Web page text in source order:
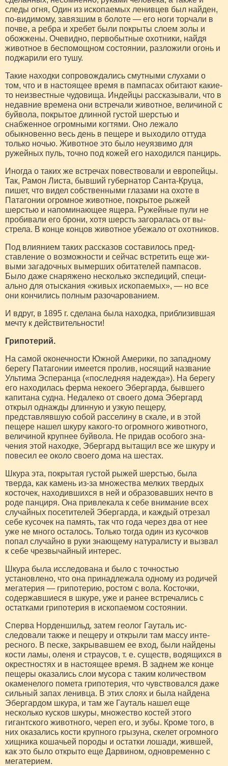
следы огня, Один из ископаемых ленивцев был найден,
по-видимому, завязшим в болоте — его ноги торчали в
почве, а ребра и хребет были покрыты слоем золы и
обожжены. Очевидно, первобытные охот­ники, найдя
животное в беспомощном состоянии, раз­ложили огонь и
поджарили его тушу.
Такие находки сопровождались смутными слухами о
том, что и в настоящее время в пампасах обитают какие-
то неизвестные чудовища. Индейцы рассказы­вали, что в
недавние времена они встречали живот­ное, величиной с
буйвола, покрытое длинной густой шерстью и
снабженное огромными когтями. Оно ле­жало
обыкновенно весь день в пещере и выходило оттуда
только ночью. Животное это было неуязвимо для
ружейных пуль, точно под кожей его находился панцирь.
Иногда о таких же встречах повествовали и евро­пейцы.
Так, Рамон Листа, бывший губернатор Санта-Круца,
пишет, что видел собственными глазами на охоте в
Патагонии огромное животное, покрытое рыжей
шерстью и напоминающее ящера. Ружейные пули не
пробивали его брони, хотя шерсть загоралась от вы­
стрела. В конце концов животное убежало от охот­ников.
Под влиянием таких рассказов составилось пред­
ставление о возможности и сейчас встретить еще жи­
выми загадочных вымерших обитателей пампасов.
Было даже снаряжено несколько экспедиций, специ­
ально для отыскания «живых ископаемых», — но все
они кончились полным разочарованием.
И вдруг, в 1895 г. сделана была находка, прибли­зившая
мечту к действительности!
Грипотерий.
На самой оконечности Южной Америки, по за­падному
берегу Патагонии имеется пролив, носящий название
Ультима Эсперанца («последняя надежда»). На берегу
его находилась ферма некоего Эбергарда, бывшего
капитана судна. Недалеко от своего дома Эбергард
открыл однажды длинную и узкую пещеру,
представлявшую собой расселину в скале, и в этой
пещере нашел шкуру какого-то огромного животного,
величиной крупнее буйвола. Не придав особого зна­
чения этой находке, Эбергард вытащил все же шкуру и
повесил ее около своего дома на шестах.
Шкура эта, покры­тая густой рыжей шерстью, была
тверда, как камень из-за множества мелких твердых
косточек, находив­шихся в ней и образовавших нечто в
роде панциря. Она привлекала к себе внимание всех
слу­чайных посетителей Эбергарда, и каждый отрезал
себе кусочек на память, так что года через два от нее
уже не много осталось. Только тогда один из ку­сочков
попал случайно в руки знающему натуралисту и вызвал
к себе чрезвычайный интерес.
Шкура была исследована и было с точностью
установлено, что она принадлежала одному из родичей
мегатерия — грипотерию, ростом с вола. Косточки,
содержавшиеся в шкуре, уже и ранее встречались с
остатками грипотерия в ископаемом состоянии.
Сперва Норденшильд, затем геолог Гауталь ис­
следовали также и пещеру и открыли там массу инте­
ресного. В песке, закрывавшем ее вход, были найдены
кости ламы, оленя и страусов, т. е. существ, водящихся в
окрестностях и в настоящее время. В заднем же конце
пещеры оказались слои мусора с таким коли­чеством
окаменелого помета грипотерия, что чувство­вался даже
сильный запах ленивца. В этих слоях и была найдена
Эбергардом шкура, и там же Гауталь нашел еще
несколько кусков шкуры, множество костей этого
гигантского животного, череп его, и зубы. Кроме того, в
них оказались кости крупного грызуна, скелет огромного
хищника кошачьей породы и остатки лошади, жившей,
как это было открыто еще Дарвином, одновременно с
мегатерием.